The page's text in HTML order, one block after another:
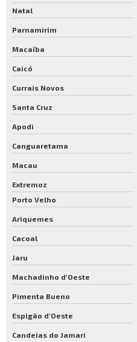
Natal
Parnamirim
Macaíba
Caicó
Currais Novos
Santa Cruz
Apodi
Canguaretama
Macau
Extremoz
Porto Velho
Ariquemes
Cacoal
Jaru
Machadinho d'Oeste
Pimenta Bueno
Espigão d'Oeste
Candeias do Jamari